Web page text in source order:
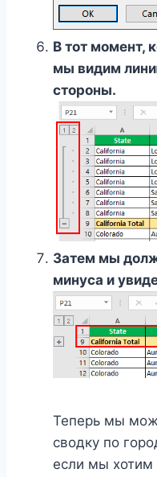
В тот момент,
мы видим
стороны.
Затем мы
минуса и
Теперь мы
сводку по
если мы хотим